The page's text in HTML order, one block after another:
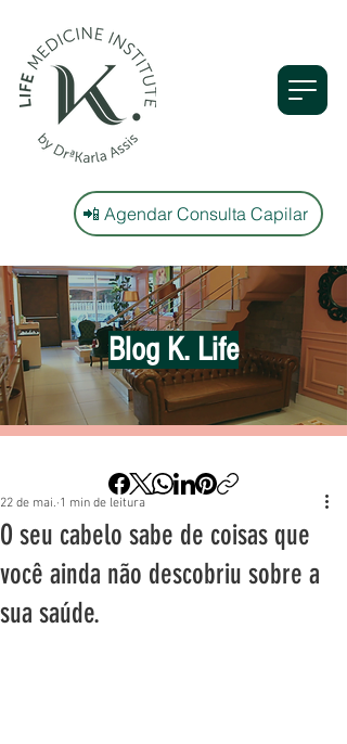
📲 Agendar Consulta Capilar
Blog K. Life
O seu cabelo sabe de coisas que
você ainda não descobriu sobre a
sua saúde.
22 de mai. 1 min de leitura